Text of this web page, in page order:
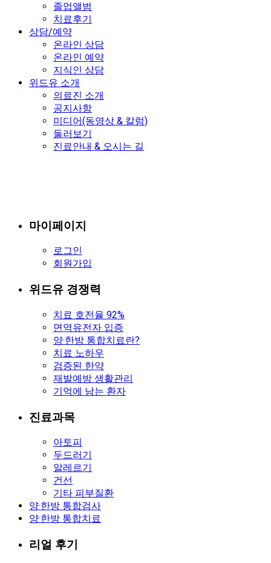
졸업앨범
치료후기
상담/예약
온라인 상담
온라인 예약
지식인 상담
위드유 소개
의료진 소개
공지사항
미디어(동영상 & 칼럼)
둘러보기
진료안내 & 오시는 길
마이페이지
로그인
회원가입
위드유 경쟁력
치료 호전율 92%
면역유전자 입증
양·한방 통합치료란?
치료 노하우
검증된 한약
재발예방 생활관리
기억에 남는 환자
진료과목
아토피
두드러기
알레르기
건선
기타 피부질환
양·한방 통합검사
양·한방 통합치료
리얼 후기